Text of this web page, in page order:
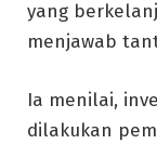
yang
menjawab
Ia menilai,
dilakukan